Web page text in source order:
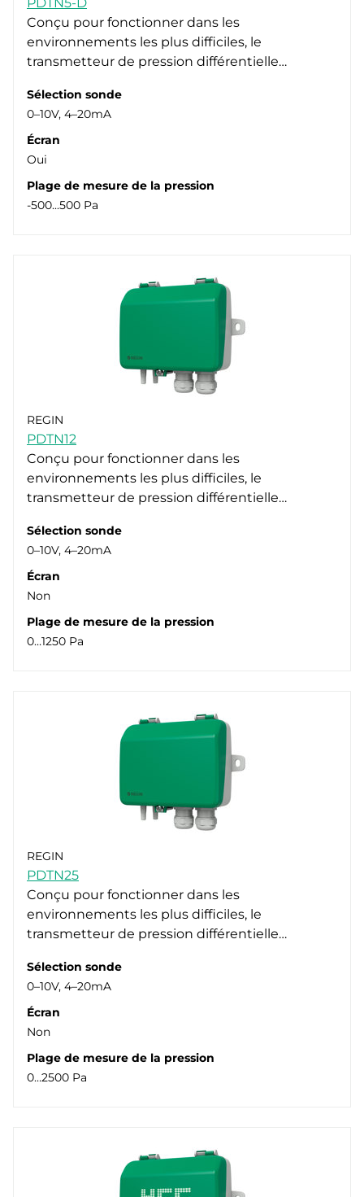
EXOline (20)
Modbus RTU (27)
Oui (11)
Plage de pression
-500..500 Pa (4)
0..1000 Pa (1)
0..1250 Pa (20)
0..2500 Pa (16)
0..7000 Pa (4)
Indice de protection
IP54 (43)
Écran
Oui (1)
Conçu pour fonctionner dans les
environnements les plus difficiles, le
transmetteur de pression différentielle…
Sélection sonde
0–10V, 4–20mA
Écran
Oui
Plage de mesure de la pression
-500...500 Pa
REGIN
PDTN12
Conçu pour fonctionner dans les
environnements les plus difficiles, le
transmetteur de pression différentielle…
Sélection sonde
0–10V, 4–20mA
Écran
Non
Plage de mesure de la pression
0…1250 Pa
REGIN
PDTN25
Conçu pour fonctionner dans les
environnements les plus difficiles, le
transmetteur de pression différentielle…
Sélection sonde
0–10V, 4–20mA
Écran
Non
Plage de mesure de la pression
0…2500 Pa